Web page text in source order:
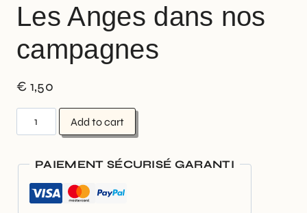
Les Anges dans nos
campagnes
€ 1,50
Add to cart
PAIEMENT SÉCURISÉ GARANTI